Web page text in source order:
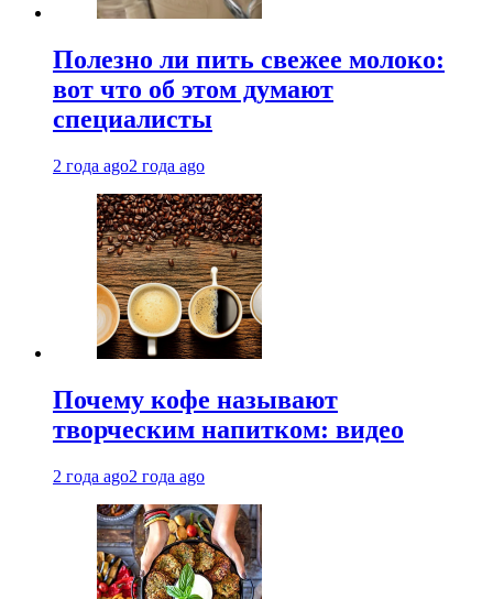
Полезно ли пить свежее молоко:
вот что об этом думают
специалисты
2 года ago2 года ago
Почему кофе называют
творческим напитком: видео
2 года ago2 года ago